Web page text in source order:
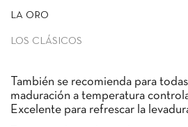
LA ORO
LOS CLÁSICOS
También se recomienda para
maduración a temperatura
Excelente para refrescar la